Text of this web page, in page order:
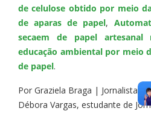
de celulose obtido por meio
de aparas de papel,
secaem de papel artesanal
educação ambiental por meio
de papel.
Por Graziela Braga | Jornalista,
Débora Vargas, estudante de